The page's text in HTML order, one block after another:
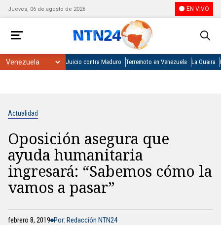
Jueves, 06 de agosto de 2026 EN VIVO
Juicio contra Maduro Terremoto en Venezuela La Guaira
Actualidad
Oposición asegura que
ayuda humanitaria
ingresará: “Sabemos cómo la
vamos a pasar”
febrero 8, 2019 Por: Redacción NTN24